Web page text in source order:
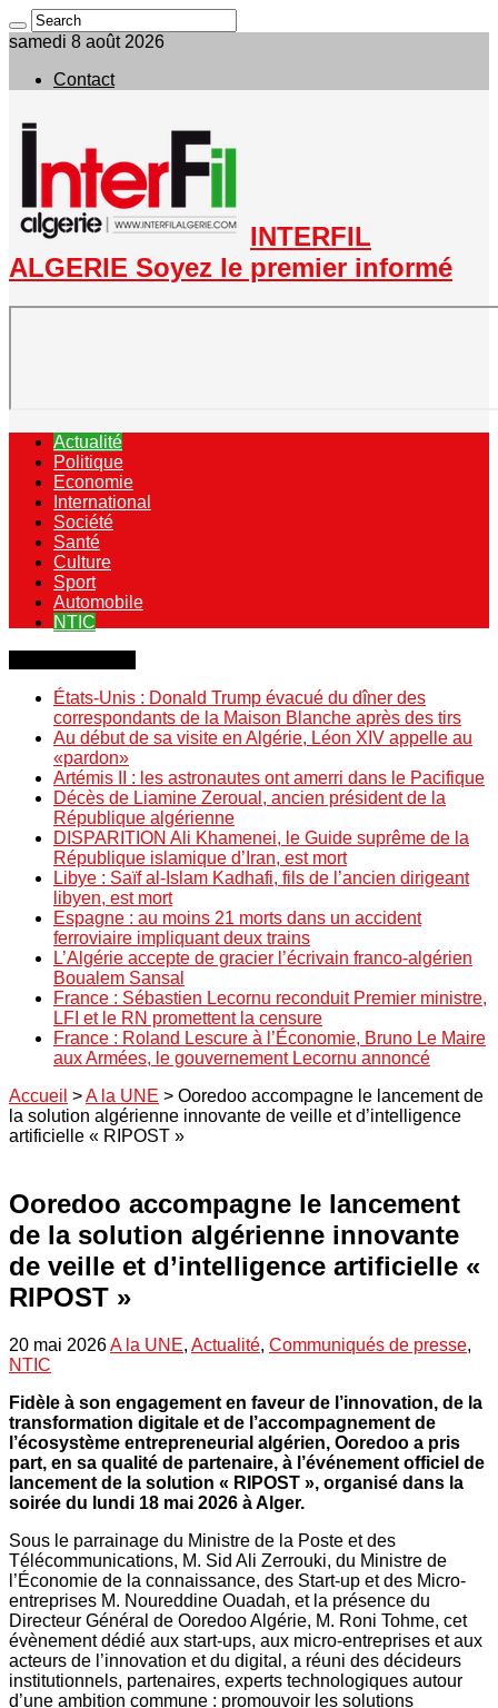
samedi 8 août 2026
Contact
INTERFIL
ALGERIE Soyez le premier informé
Actualité
Politique
Economie
International
Société
Santé
Culture
Sport
Automobile
NTIC
États-Unis : Donald Trump évacué du dîner des
correspondants de la Maison Blanche après des tirs
Au début de sa visite en Algérie, Léon XIV appelle au
«pardon»
Artémis II : les astronautes ont amerri dans le Pacifique
Décès de Liamine Zeroual, ancien président de la
République algérienne
DISPARITION Ali Khamenei, le Guide suprême de la
République islamique d’Iran, est mort
Libye : Saïf al-Islam Kadhafi, fils de l’ancien dirigeant
libyen, est mort
Espagne : au moins 21 morts dans un accident
ferroviaire impliquant deux trains
L’Algérie accepte de gracier l’écrivain franco-algérien
Boualem Sansal
France : Sébastien Lecornu reconduit Premier ministre,
LFI et le RN promettent la censure
France : Roland Lescure à l’Économie, Bruno Le Maire
aux Armées, le gouvernement Lecornu annoncé
Accueil >A la UNE > Ooredoo accompagne le lancement de
la solution algérienne innovante de veille et d’intelligence
artificielle « RIPOST »
Ooredoo accompagne le lancement
de la solution algérienne innovante
de veille et d’intelligence artificielle «
RIPOST »
20 mai 2026A la UNE, Actualité, Communiqués de presse,
NTIC
Fidèle à son engagement en faveur de l’innovation, de la
transformation digitale et de l’accompagnement de
l’écosystème entrepreneurial algérien, Ooredoo a pris
part, en sa qualité de partenaire, à l’événement officiel de
lancement de la solution « RIPOST », organisé dans la
soirée du lundi 18 mai 2026 à Alger.
Sous le parrainage du Ministre de la Poste et des
Télécommunications, M. Sid Ali Zerrouki, du Ministre de
l’Économie de la connaissance, des Start-up et des Micro-
entreprises M. Noureddine Ouadah, et la présence du
Directeur Général de Ooredoo Algérie, M. Roni Tohme, cet
évènement dédié aux start-ups, aux micro-entreprises et aux
acteurs de l’innovation et du digital, a réuni des décideurs
institutionnels, partenaires, experts technologiques autour
d’une ambition commune : promouvoir les solutions